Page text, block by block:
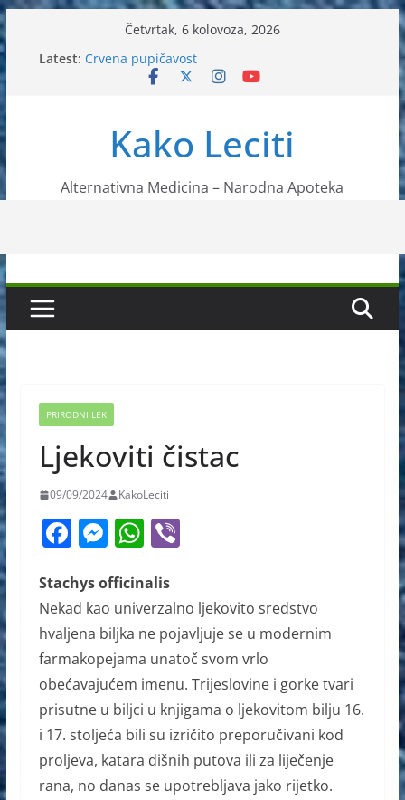
to
content
Četvrtak, 6 kolovoza, 2026
Latest: Crvena pupičavost
Čir na želucu – Liječenje prirodnim metodama
Liječenje bubrežnog kamenca uz pomoć čaja
Kako Leciti
Alternativna Medicina – Narodna Apoteka
PRIRODNI LEK
Ljekoviti čistac
09/09/2024 KakoLeciti
F
c
e
b
o
o
k
M
ss
e
n
g
er
W
at
s
A
p
p
Vi
Stachys officinalis
Nekad kao univerzalno ljekovito sredstvo
hvaljena biljka ne pojavljuje se u modernim
farmakopejama unatoč svom vrlo
obećavajućem imenu. Trijeslovine i gorke tvari
prisutne u biljci u knjigama o ljekovitom bilju 16.
i 17. stoljeća bili su izričito preporučivani kod
proljeva, katara dišnih putova ili za liječenje
rana, no danas se upotrebljava jako rijetko.